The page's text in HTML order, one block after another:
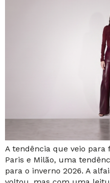
A tendência que veio para
Paris e Milão, uma
para o inverno 2026. A